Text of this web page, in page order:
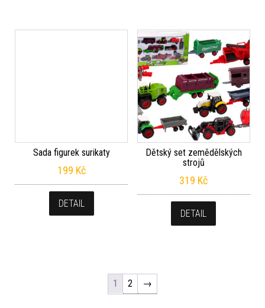
Dětský set zemědělských
strojů
319 Kč
DETAIL
1 2 →